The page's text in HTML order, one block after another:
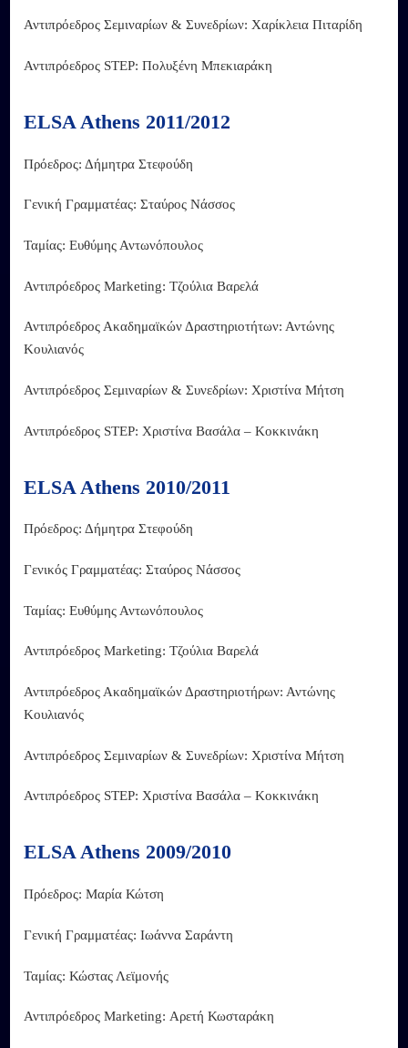
Αντιπρόεδρος Σεμιναρίων & Συνεδρίων: Χαρίκλεια Πιταρίδη
Αντιπρόεδρος STEP: Πολυξένη Μπεκιαράκη
ELSA Athens 2011/2012
Πρόεδρος: Δήμητρα Στεφούδη
Γενική Γραμματέας: Σταύρος Νάσσος
Ταμίας: Ευθύμης Αντωνόπουλος
Αντιπρόεδρος Marketing: Τζούλια Βαρελά
Αντιπρόεδρος Ακαδημαϊκών Δραστηριοτήτων: Αντώνης
Κουλιανός
Αντιπρόεδρος Σεμιναρίων & Συνεδρίων: Χριστίνα Μήτση
Αντιπρόεδρος STEP: Χριστίνα Βασάλα – Κοκκινάκη
ELSA Athens 2010/2011
Πρόεδρος: Δήμητρα Στεφούδη
Γενικός Γραμματέας: Σταύρος Νάσσος
Ταμίας: Ευθύμης Αντωνόπουλος
Αντιπρόεδρος Marketing: Τζούλια Βαρελά
Αντιπρόεδρος Ακαδημαϊκών Δραστηριοτήρων: Αντώνης
Κουλιανός
Αντιπρόεδρος Σεμιναρίων & Συνεδρίων: Χριστίνα Μήτση
Αντιπρόεδρος STEP: Χριστίνα Βασάλα – Κοκκινάκη
ELSA Athens 2009/2010
Πρόεδρος: Μαρία Κώτση
Γενική Γραμματέας: Ιωάννα Σαράντη
Ταμίας: Κώστας Λεϊμονής
Αντιπρόεδρος Marketing: Αρετή Κωσταράκη